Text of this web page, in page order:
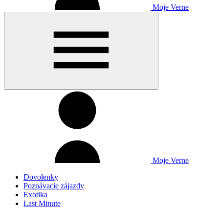
Moje Verne
Moje Verne
Dovolenky
Poznávacie zájazdy
Exotika
Last Minute